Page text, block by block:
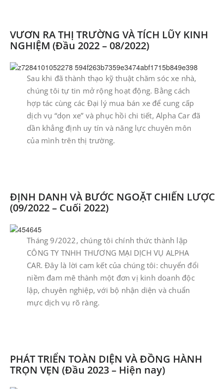
VƯƠN RA THỊ TRƯỜNG VÀ TÍCH LŨY KINH
NGHIỆM (Đầu 2022 – 08/2022)
Sau khi đã thành thạo kỹ thuật chăm sóc xe nhà,
chúng tôi tự tin mở rộng hoạt động. Bằng cách
hợp tác cùng các Đại lý mua bán xe để cung cấp
dịch vụ “dọn xe” và phục hồi chi tiết, Alpha Car đã
dần khẳng định uy tín và năng lực chuyên môn
của mình trên thị trường.
ĐỊNH DANH VÀ BƯỚC NGOẶT CHIẾN LƯỢC
(09/2022 – Cuối 2022)
Tháng 9/2022, chúng tôi chính thức thành lập
CÔNG TY TNHH THƯƠNG MẠI DỊCH VỤ ALPHA
CAR. Đây là lời cam kết của chúng tôi: chuyển đổi
niềm đam mê thành một đơn vị kinh doanh độc
lập, chuyên nghiệp, với bộ nhận diện và chuẩn
mực dịch vụ rõ ràng.
PHÁT TRIỂN TOÀN DIỆN VÀ ĐỒNG HÀNH
TRỌN VẸN (Đầu 2023 – Hiện nay)